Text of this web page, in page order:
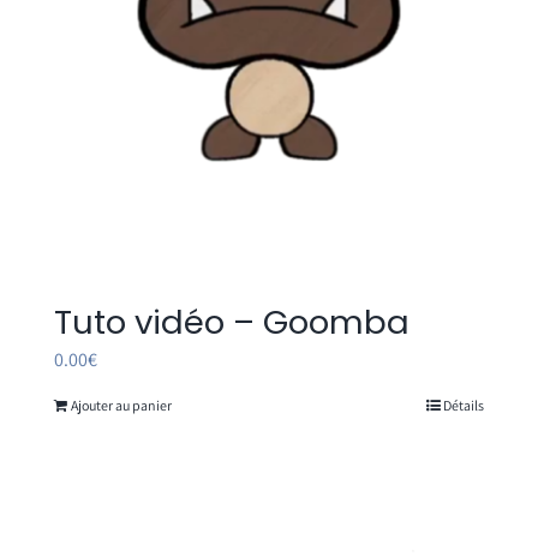
Tuto vidéo – Goomba
0.00€
Ajouter au panier Détails